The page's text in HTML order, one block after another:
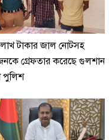
টাকার জাল নোটসহ
গ্রেফতার করেছে গুলশান
পুলিশ